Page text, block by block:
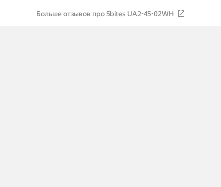
Больше отзывов про 5bites UA2-45-02WH